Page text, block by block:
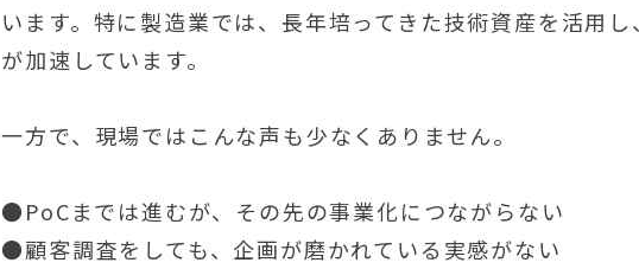
います。特に製造業では、長年培ってきた技術資産を活用
が加速しています。
一方で、現場ではこんな声も少なくありません。
●PoCまでは進むが、その先の事業化につながらない
●顧客調査をしても、企画が磨かれている実感がない